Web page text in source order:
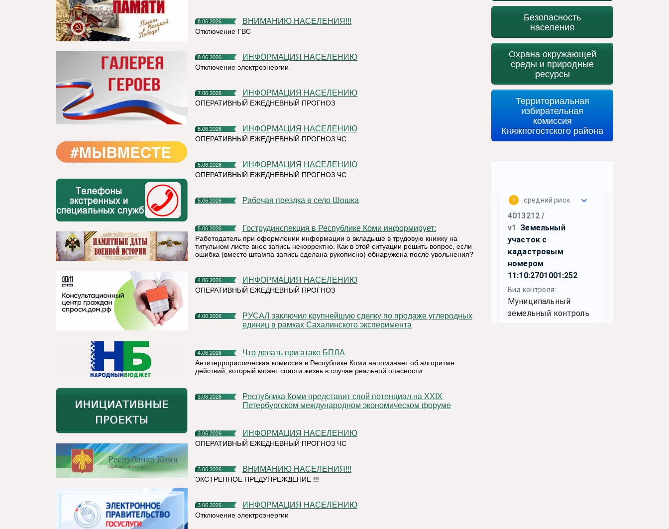
8.06.2026 ВНИМАНИЮ НАСЕЛЕНИЯ!!!
Отключение ГВС
8.06.2026 ИНФОРМАЦИЯ НАСЕЛЕНИЮ
Отключение электроэнергии
7.06.2026 ИНФОРМАЦИЯ НАСЕЛЕНИЮ
ОПЕРАТИВНЫЙ ЕЖЕДНЕВНЫЙ ПРОГНОЗ
6.06.2026 ИНФОРМАЦИЯ НАСЕЛЕНИЮ
ОПЕРАТИВНЫЙ ЕЖЕДНЕВНЫЙ ПРОГНОЗ ЧС
5.06.2026 ИНФОРМАЦИЯ НАСЕЛЕНИЮ
ОПЕРАТИВНЫЙ ЕЖЕДНЕВНЫЙ ПРОГНОЗ ЧС
5.06.2026 Рабочая поездка в село Шошка
5.06.2026 Гострудинспекция в Республике Коми информирует:
Работодатель при оформлении информации о вкладыше в трудовую книжку на
титульном листе внес запись некорректно. Как в этой ситуации решить вопрос, если
ошибка (вместо штампа запись сделана рукописно) обнаружена после увольнения?
4.06.2026 ИНФОРМАЦИЯ НАСЕЛЕНИЮ
ОПЕРАТИВНЫЙ ЕЖЕДНЕВНЫЙ ПРОГНОЗ
4.06.2026
РУСАЛ заключил крупнейшую сделку по продаже углеродных
единиц в рамках Сахалинского эксперимента
4.06.2026 Что делать при атаке БПЛА
Антитеррористическая комиссия в Республике Коми напоминает об алгоритме
действий, который может спасти жизнь в случае реальной опасности.
3.06.2026
Республика Коми представит свой потенциал на XXIX
Петербургском международном экономическом форуме
3.06.2026 ИНФОРМАЦИЯ НАСЕЛЕНИЮ
ОПЕРАТИВНЫЙ ЕЖЕДНЕВНЫЙ ПРОГНОЗ ЧС
3.06.2026 ВНИМАНИЮ НАСЕЛЕНИЯ!!!
ЭКСТРЕННОЕ ПРЕДУПРЕЖДЕНИЕ !!!
3.06.2026 ИНФОРМАЦИЯ НАСЕЛЕНИЮ
Отключение электроэнергии
Безопасность
населения
Охрана окружающей
среды и природные
ресурсы
Территориальная
избирательная
комиссия
Княжпогостского района